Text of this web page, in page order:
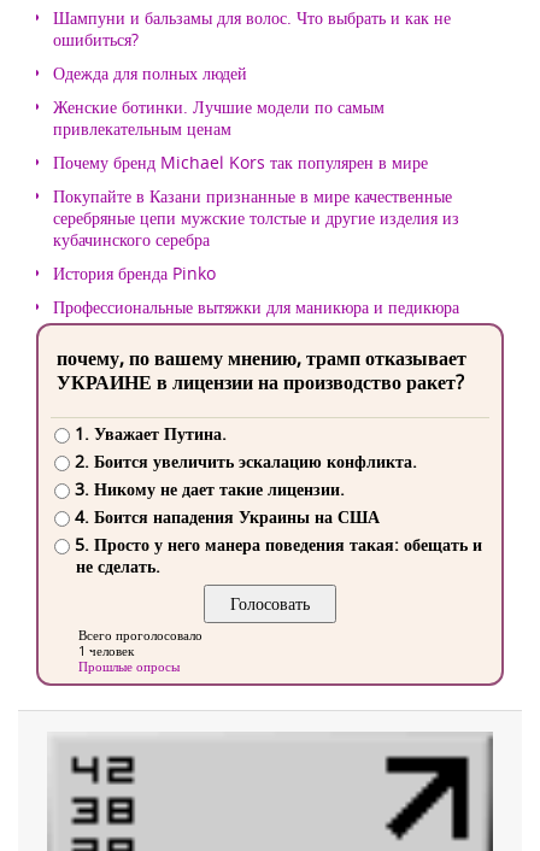
Шампуни и бальзамы для волос. Что выбрать и как не
ошибиться?
Одежда для полных людей
Женские ботинки. Лучшие модели по самым
привлекательным ценам
Почему бренд Michael Kors так популярен в мире
Покупайте в Казани признанные в мире качественные
серебряные цепи мужские толстые и другие изделия из
кубачинского серебра
История бренда Pinko
Профессиональные вытяжки для маникюра и педикюра
почему, по вашему мнению, трамп отказывает
УКРАИНЕ в лицензии на производство ракет?
1. Уважает Путина.
2. Боится увеличить эскалацию конфликта.
3. Никому не дает такие лицензии.
4. Боится нападения Украины на США
5. Просто у него манера поведения такая: обещать и
не сделать.
Всего проголосовало
1 человек
Прошлые опросы